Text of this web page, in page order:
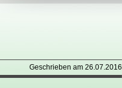
Geschrieben am 26.07.2016